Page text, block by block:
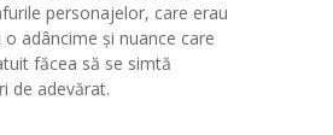
personajelor, care erau
adâncime și nuance care
făcea să se simtă
de adevărat.